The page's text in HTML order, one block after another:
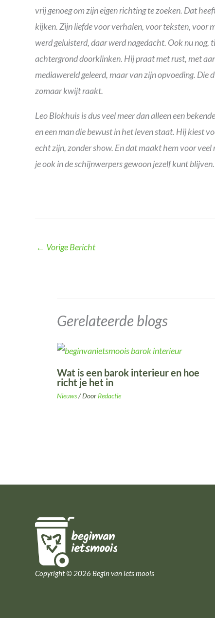
vrij genoeg om zijn eigen richting te zoeken. Dat
kijken. Zijn liefde voor verhalen, voor teksten, voor
werd geluisterd, daar werd nagedacht. Ook nu nog,
achtergrond doorklinken. Hij praat met rust, met
mediawereld geleerd, maar van zijn opvoeding. Die
zomaar kwijt raakt.
Leo Blokhuis is dus veel meer dan alleen een
en een man die bewust in het leven staat. Hij kiest
echt zijn, zonder show. En dat maakt hem voor
je ook in de schijnwerpers gewoon jezelf kunt blijven.
← Vorige Bericht
Gerelateerde blogs
Wat is een barok interieur en hoe
richt je het in
Nieuws/ Door Redactie
Copyright © 2026 Begin van iets moois